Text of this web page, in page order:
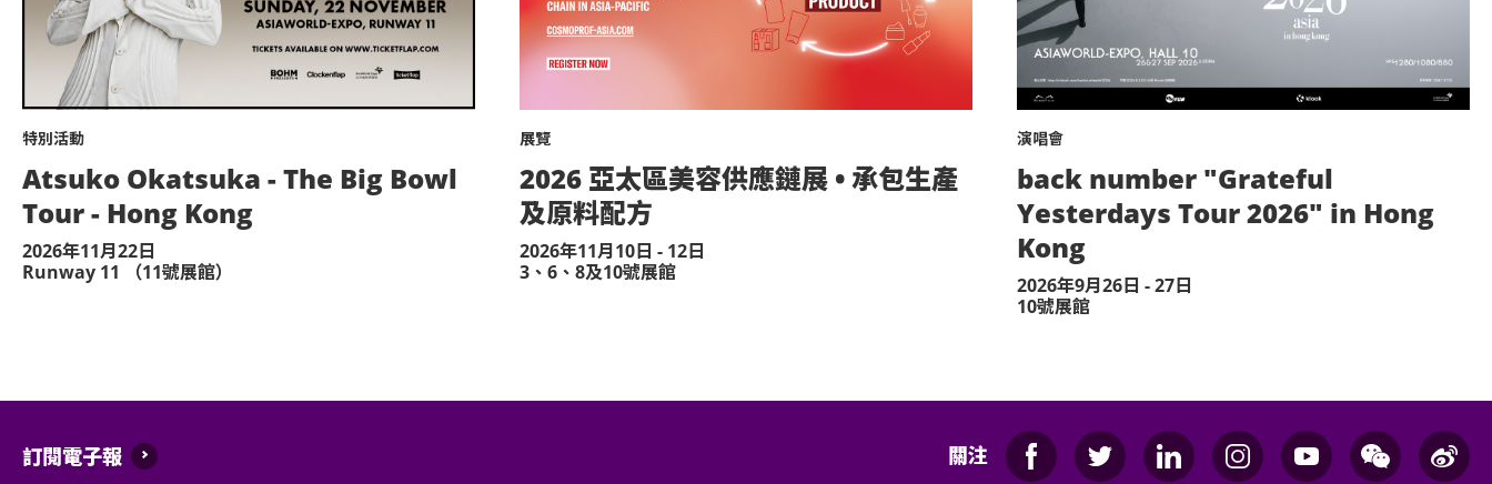
特別活動
Atsuko Okatsuka - The Big Bowl
Tour - Hong Kong
2026年11月22日
Runway 11 （11號展館）
展覽
2026 亞太區美容供應鏈展 • 承包生產
及原料配方
2026年11月10日 - 12日
3、6、8及10號展館
演唱會
back number "Grateful
Yesterdays Tour 2026" in Hong
Kong
2026年9月26日 - 27日
10號展館
訂閱電子報 關注